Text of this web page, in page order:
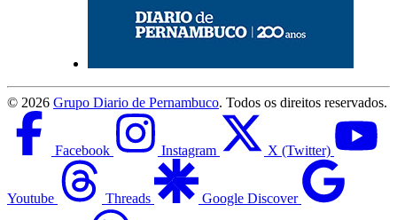
© 2026 Grupo Diario de Pernambuco. Todos os direitos reservados.
Facebook Instagram X (Twitter)
Youtube Threads Google Discover